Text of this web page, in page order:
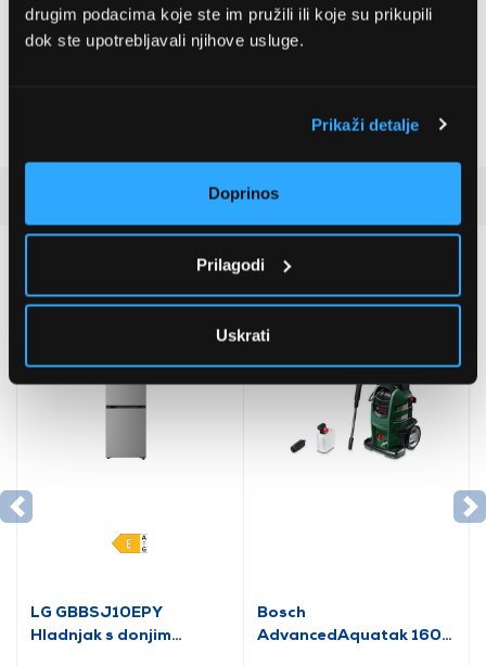
drugim podacima koje ste im pružili ili koje su prikupili
dok ste upotrebljavali njihove usluge.
Prikaži detalje
Doprinos
Prilagodi
Uskrati
Ultrahuman
Preporučujemo za vas
LG GBBSJ10EPY
Hladnjak s donjim
Bosch
AdvancedAquatak 160